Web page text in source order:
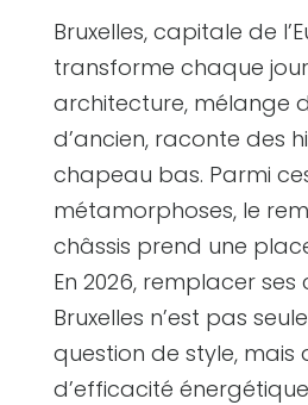
Bruxelles, capitale de
transforme chaque
architecture, mélange
d’ancien, raconte des
chapeau bas. Parmi
métamorphoses, le
châssis prend une
En 2026, remplacer ses
Bruxelles n’est pas
question de style, mais
d’efficacité